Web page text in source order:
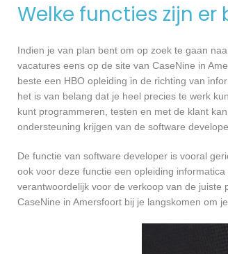
Welke functies zijn
Indien je van plan bent om op zoek te gaan
vacatures eens op de site van CaseNine in
beste een HBO opleiding in de richting van
het is van belang dat je heel precies te werk
kunt programmeren, testen en met de klant
ondersteuning krijgen van de software
De functie van software developer is vooral
ook voor deze functie een opleiding
verantwoordelijk voor de verkoop van de juiste
CaseNine in Amersfoort bij je langskomen om